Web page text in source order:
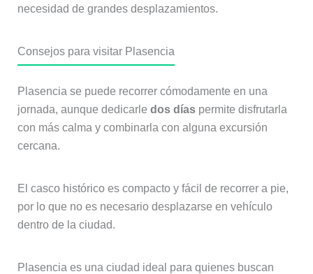
necesidad de grandes desplazamientos.
Consejos para visitar Plasencia
Plasencia se puede recorrer cómodamente en una
jornada, aunque dedicarle dos díaspermite disfrutarla
con más calma y combinarla con alguna excursión
cercana.
El casco histórico es compacto y fácil de recorrer a pie,
por lo que no es necesario desplazarse en vehículo
dentro de la ciudad.
Plasencia es una ciudad ideal para quienes buscan